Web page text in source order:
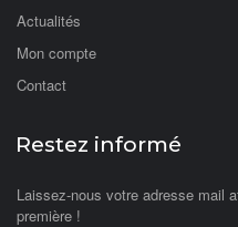
Actualités
Mon compte
Contact
Restez informé
Laissez-nous votre adresse mail
première !